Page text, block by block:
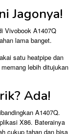
Jagonya!
Vivobook A1407Q
lama banget.
satu heatpipe dan
lebih ditujukan
Ada!
A1407Q.
X86. Baterainya
cukup tahan dan bisa